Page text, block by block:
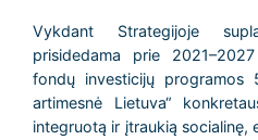
Vykdant Strategijoje
prisidedama prie
fondų investicijų programos
artimesnė Lietuva“
integruotą ir įtraukią socialinę,